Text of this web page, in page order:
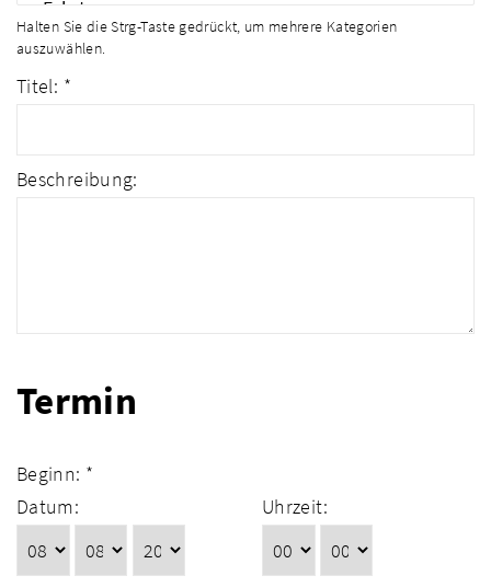
Halten Sie die Strg-Taste gedrückt, um mehrere Kategorien
auszuwählen.
Titel: *
Beschreibung:
Termin
Beginn: *
Datum:
Uhrzeit: